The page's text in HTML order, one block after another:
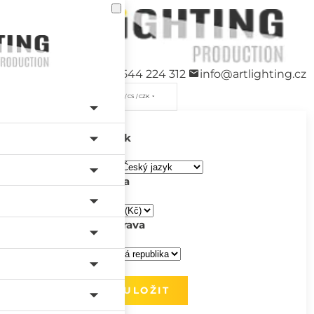
+420 544 224 312 info@artlighting.cz
/ CS / CZK
Jazyk
Měna
Doprava